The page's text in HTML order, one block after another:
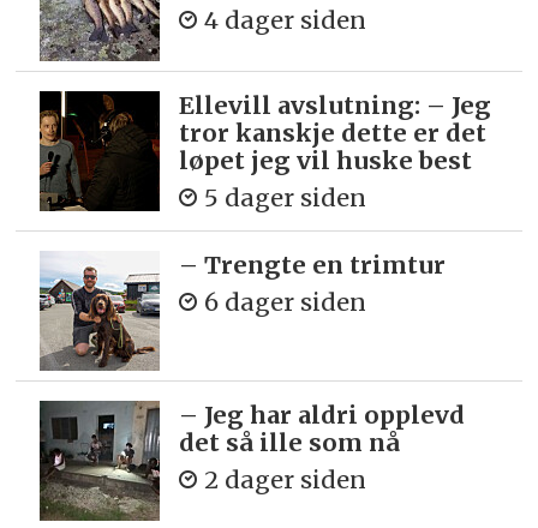
4 dager siden
Ellevill avslutning: – Jeg
tror kanskje dette er det
løpet jeg vil huske best
5 dager siden
– Trengte en trimtur
6 dager siden
– Jeg har aldri opplevd
det så ille som nå
2 dager siden